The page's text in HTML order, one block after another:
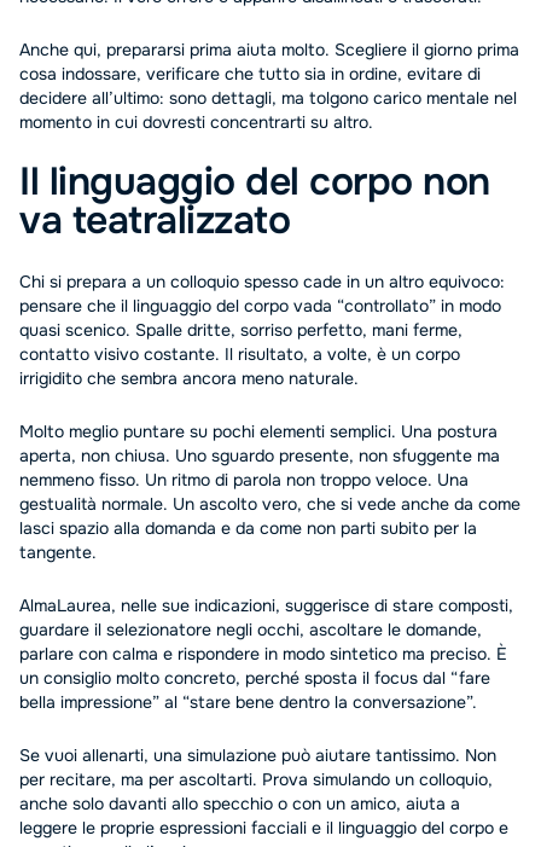
Anche qui, prepararsi prima aiuta molto. Scegliere il giorno prima
cosa indossare, verificare che tutto sia in ordine, evitare di
decidere all’ultimo: sono dettagli, ma tolgono carico mentale nel
momento in cui dovresti concentrarti su altro.
Il linguaggio del corpo non
va teatralizzato
Chi si prepara a un colloquio spesso cade in un altro equivoco:
pensare che il linguaggio del corpo vada “controllato” in modo
quasi scenico. Spalle dritte, sorriso perfetto, mani ferme,
contatto visivo costante. Il risultato, a volte, è un corpo
irrigidito che sembra ancora meno naturale.
Molto meglio puntare su pochi elementi semplici. Una postura
aperta, non chiusa. Uno sguardo presente, non sfuggente ma
nemmeno fisso. Un ritmo di parola non troppo veloce. Una
gestualità normale. Un ascolto vero, che si vede anche da come
lasci spazio alla domanda e da come non parti subito per la
tangente.
AlmaLaurea, nelle sue indicazioni, suggerisce di stare composti,
guardare il selezionatore negli occhi, ascoltare le domande,
parlare con calma e rispondere in modo sintetico ma preciso. È
un consiglio molto concreto, perché sposta il focus dal “fare
bella impressione” al “stare bene dentro la conversazione”.
Se vuoi allenarti, una simulazione può aiutare tantissimo. Non
per recitare, ma per ascoltarti. Prova simulando un colloquio,
anche solo davanti allo specchio o con un amico, aiuta a
leggere le proprie espressioni facciali e il linguaggio del corpo e